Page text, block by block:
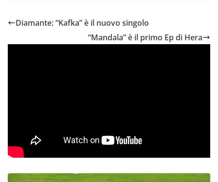
Diamante: “Kafka” è il nuovo singolo
“Mandala” è il primo Ep di Hera